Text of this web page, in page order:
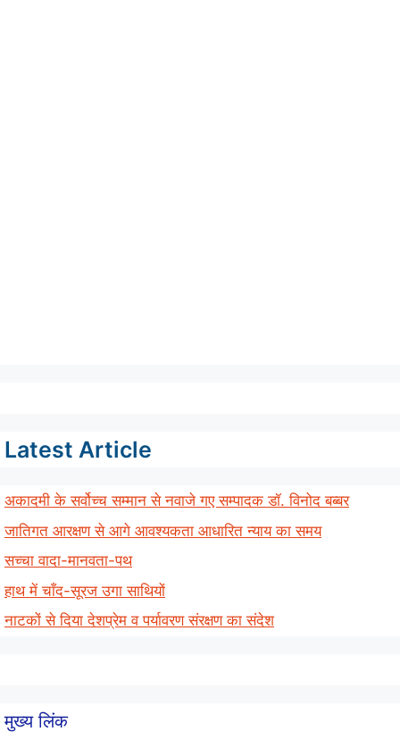
Latest Article
अकादमी के सर्वोच्च सम्मान से नवाजे गए सम्पादक डॉ. विनोद बब्बर
जातिगत आरक्षण से आगे आवश्यकता आधारित न्याय का समय
सच्चा वादा-मानवता-पथ
हाथ में चाँद-सूरज उगा साथियों
नाटकों से दिया देशप्रेम व पर्यावरण संरक्षण का संदेश
मुख्य लिंक